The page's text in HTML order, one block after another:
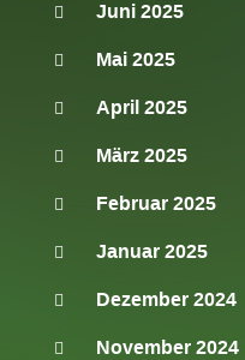
Juni 2025
Mai 2025
April 2025
März 2025
Februar 2025
Januar 2025
Dezember 2024
November 2024